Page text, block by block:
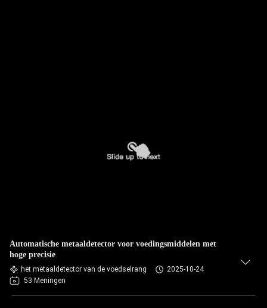
Automatische metaaldetector voor voedingsmiddelen met
hoge precisie
het metaaldetector van de voedselrang
2025-10-24
53 Meningen